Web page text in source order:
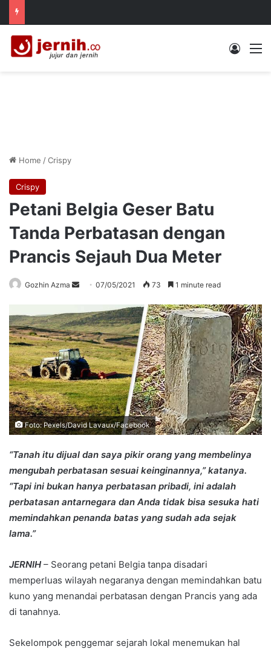
Log In
Home /Crispy
Crispy
Petani Belgia Geser Batu
Tanda Perbatasan dengan
Prancis Sejauh Dua Meter
Gozhin Azma
Send
email
07/05/2021 73 1 minute read
Foto: Pexels/David Lavaux/Facebook
“Tanah itu dijual dan saya pikir orang yang membelinya
mengubah perbatasan sesuai keinginannya,” katanya.
“Tapi ini bukan hanya perbatasan pribadi, ini adalah
perbatasan antarnegara dan Anda tidak bisa sesuka hati
memindahkan penanda batas yang sudah ada sejak
lama.”
JERNIH – Seorang petani Belgia tanpa disadari
memperluas wilayah negaranya dengan memindahkan batu
kuno yang menandai perbatasan dengan Prancis yang ada
di tanahnya.
Sekelompok penggemar sejarah lokal menemukan hal